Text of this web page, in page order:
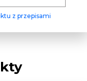
z przepisami